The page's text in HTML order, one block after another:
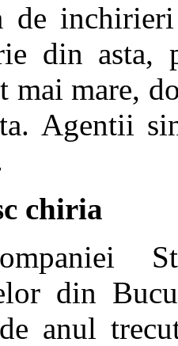
de
din
mai mare,
Agentii
chiria
din
anul